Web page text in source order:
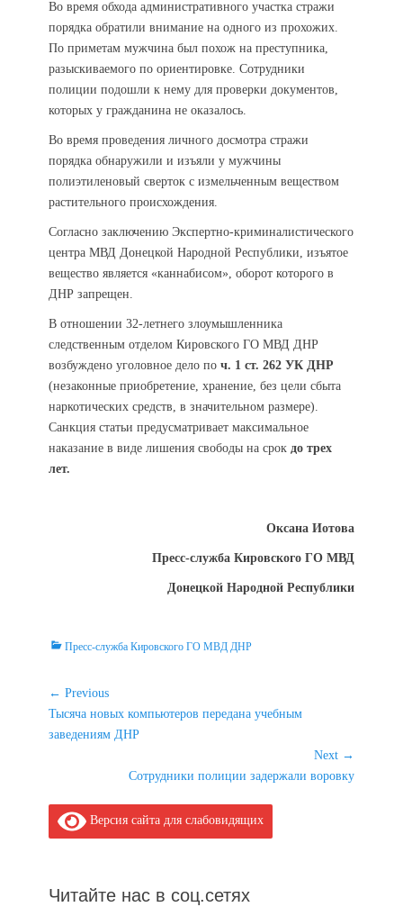
Во время обхода административного участка стражи
порядка обратили внимание на одного из прохожих.
По приметам мужчина был похож на преступника,
разыскиваемого по ориентировке. Сотрудники
полиции подошли к нему для проверки документов,
которых у гражданина не оказалось.
Во время проведения личного досмотра стражи
порядка обнаружили и изъяли у мужчины
полиэтиленовый сверток с измельченным веществом
растительного происхождения.
Согласно заключению Экспертно-криминалистического
центра МВД Донецкой Народной Республики, изъятое
вещество является «каннабисом», оборот которого в
ДНР запрещен.
В отношении 32-летнего злоумышленника
следственным отделом Кировского ГО МВД ДНР
возбуждено уголовное дело по ч. 1 ст. 262 УК ДНР
(незаконные приобретение, хранение, без цели сбыта
наркотических средств, в значительном размере).
Санкция статьи предусматривает максимальное
наказание в виде лишения свободы на срок до трех
лет.
Оксана Иотова
Пресс-служба Кировского ГО МВД
Донецкой Народной Республики
Categories
Пресс-служба Кировского ГО МВД ДНР
Навигация
по
записям
← Previous
Previous
post:
Тысяча новых компьютеров передана учебным
заведениям ДНР
Next →
Сотрудники полиции задержали воровку
Версия сайта для слабовидящих
Читайте нас в соц.сетях